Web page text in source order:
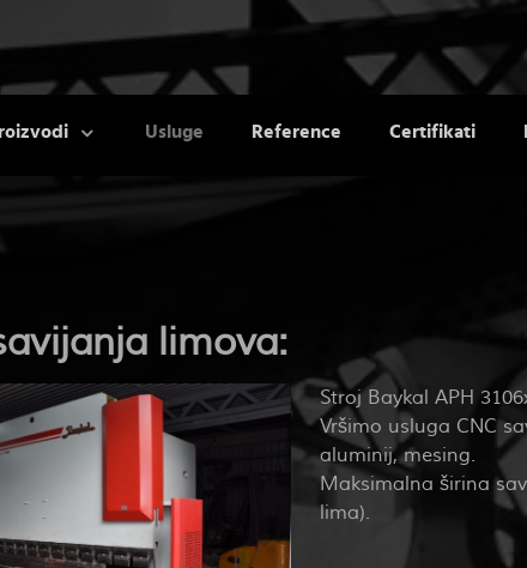
Usluge Reference Certifikati
limova:
Stroj Baykal APH
Vršimo usluga CNC
aluminij, mesing.
Maksimalna širina
lima).